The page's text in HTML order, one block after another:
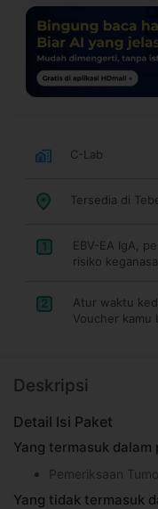
C-Lab
Tersedia di
1
EBV-EA IgA,
risiko
2
Atur waktu
Voucher kamu
Deskripsi
Detail Isi Paket
Yang termasuk dalam
Pemeriksaan
Yang tidak termasuk